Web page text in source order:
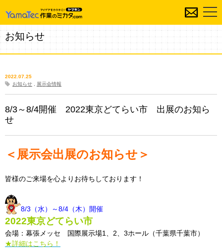
お知らせ
2022.07.25
お知らせ
展示会情報
8/3～8/4開催 2022東京どてらい市 出展のお知ら
せ
＜展示会出展のお知らせ＞
皆様のご来場を心よりお待ちしております！
8/3（水）～8/4（木）開催
2022東京どてらい市
会場：幕張メッセ 国際展示場1、2、3ホール（千葉県千葉市）
★詳細はこちら！